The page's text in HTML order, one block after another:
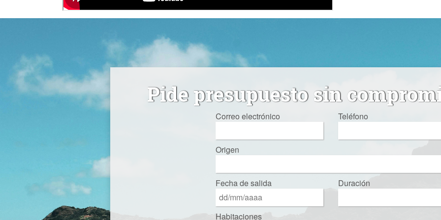
Pide presupuesto sin
Correo electrónico Teléfono
Origen
Fecha de salida Duración
Habitaciones